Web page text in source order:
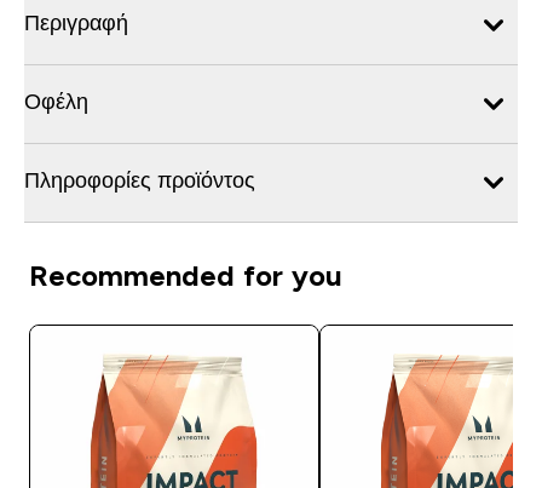
Περιγραφή
Οφέλη
Πληροφορίες προϊόντος
Recommended for you